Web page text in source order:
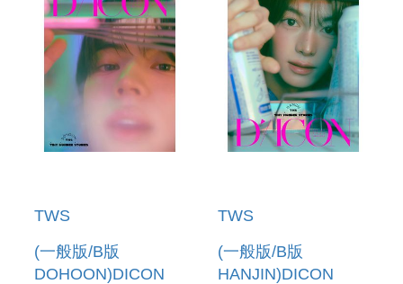
TWS
(一般版/B版
DOHOON)DICON
TWS
(一般版/B版
HANJIN)DICON